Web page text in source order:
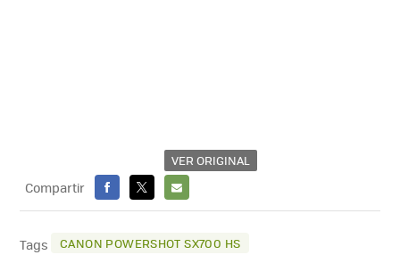
VER ORIGINAL
Compartir
FACEBOOK
X
E-
MAIL
Tags CANON POWERSHOT SX700 HS